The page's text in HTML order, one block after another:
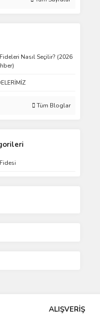
Nasıl Seçilir? (2026
Tüm Bloglar
ALIŞVERİŞ